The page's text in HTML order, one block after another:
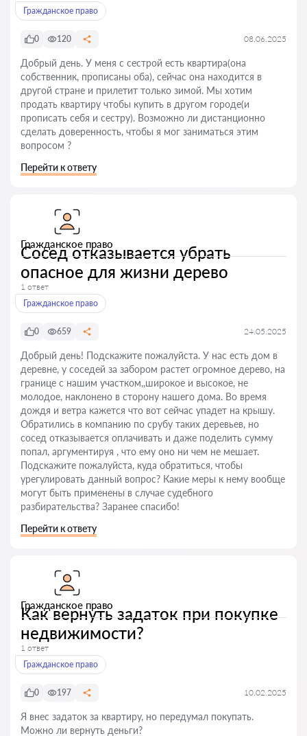
Гражданское право
0 120 08.06.2025
Добрый день. У меня с сестрой есть квартира(она
собственник, прописаны оба), сейчас она находится в
другой стране и прилетит только зимой. Мы хотим
продать квартиру чтобы купить в другом городе(и
прописать себя и сестру). Возможно ли дистанционно
сделать доверенность, чтобы я мог заниматься этим
вопросом ?
Перейти к ответу
Гражданское право
Сосед отказывается убрать
опасное для жизни дерево
1 ответ
Гражданское право
0 659 24.05.2025
Добрый день! Подскажите пожалуйста. У нас есть дом в
деревне, у соседей за забором растет огромное дерево, на
границе с нашим участком,,широкое и высокое, не
молодое, наклонено в сторону нашего дома. Во время
дождя и ветра кажется что вот сейчас упадет на крышу.
Обратились в компанию по срубу таких деревьев, но
сосед отказывается оплачивать и даже поделить сумму
попал, аргументируя , что ему оно ни чем не мешает.
Подскажите пожалуйста, куда обратиться, чтобы
урегулировать данный вопрос? Какие меры к нему вообще
могут быть применены в случае судебного
разбирательства? Заранее спасибо!
Перейти к ответу
Гражданское право
Как вернуть задаток при покупке
недвижимости?
1 ответ
Гражданское право
0 197 10.02.2025
Я внес задаток за квартиру, но передумал покупать.
Можно ли вернуть деньги?